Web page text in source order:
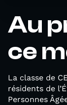
Au
ce
La classe de
résidents de
Personnes